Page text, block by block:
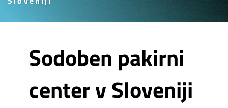
Sodoben pakirni
center v Sloveniji